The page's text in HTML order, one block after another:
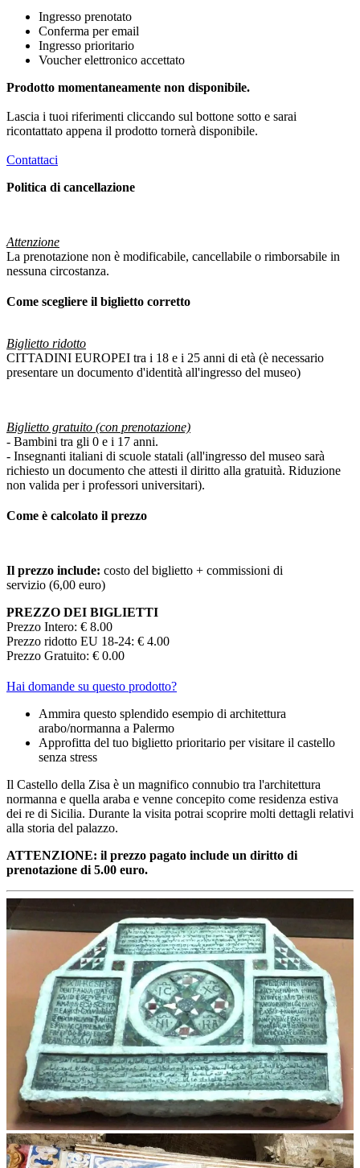
Ingresso prenotato
Conferma per email
Ingresso prioritario
Voucher elettronico accettato
Prodotto momentaneamente non disponibile.
Lascia i tuoi riferimenti cliccando sul bottone sotto e sarai
ricontattato appena il prodotto tornerà disponibile.
Contattaci
Politica di cancellazione
Attenzione
La prenotazione non è modificabile, cancellabile o rimborsabile in
nessuna circostanza.
Come scegliere il biglietto corretto
Biglietto ridotto
CITTADINI EUROPEI tra i 18 e i 25 anni di età (è necessario
presentare un documento d'identità all'ingresso del museo)
Biglietto gratuito (con prenotazione)
- Bambini tra gli 0 e i 17 anni.
- Insegnanti italiani di scuole statali (all'ingresso del museo sarà
richiesto un documento che attesti il diritto alla gratuità. Riduzione
non valida per i professori universitari).
Come è calcolato il prezzo
Il prezzo include: costo del biglietto + commissioni di
servizio (6,00 euro)
PREZZO DEI BIGLIETTI
Prezzo Intero: € 8.00
Prezzo ridotto EU 18-24: € 4.00
Prezzo Gratuito: € 0.00
Hai domande su questo prodotto?
Ammira questo splendido esempio di architettura
arabo/normanna a Palermo
Approfitta del tuo biglietto prioritario per visitare il castello
senza stress
Il Castello della Zisa è un magnifico connubio tra l'architettura
normanna e quella araba e venne concepito come residenza estiva
dei re di Sicilia. Durante la visita potrai scoprire molti dettagli relativi
alla storia del palazzo.
ATTENZIONE: il prezzo pagato include un diritto di
prenotazione di 5.00 euro.